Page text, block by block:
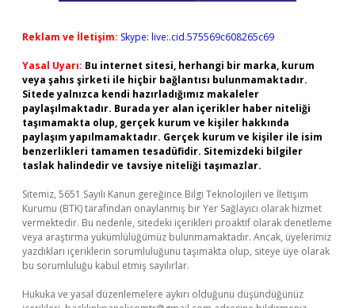
Reklam ve İletişim: Skype: live:.cid.575569c608265c69
Yasal Uyarı: Bu internet sitesi, herhangi bir marka, kurum
veya şahıs şirketi ile hiçbir bağlantısı bulunmamaktadır.
Sitede yalnızca kendi hazırladığımız makaleler
paylaşılmaktadır. Burada yer alan içerikler haber niteliği
taşımamakta olup, gerçek kurum ve kişiler hakkında
paylaşım yapılmamaktadır. Gerçek kurum ve kişiler ile isim
benzerlikleri tamamen tesadüfidir. Sitemizdeki bilgiler
taslak halindedir ve tavsiye niteliği taşımazlar.
Sitemiz, 5651 Sayılı Kanun gereğince Bilgi Teknolojileri ve İletişim
Kurumu (BTK) tarafından onaylanmış bir Yer Sağlayıcı olarak hizmet
vermektedir. Bu nedenle, sitedeki içerikleri proaktif olarak denetleme
veya araştırma yükümlülüğümüz bulunmamaktadır. Ancak, üyelerimiz
yazdıkları içeriklerin sorumluluğunu taşımakta olup, siteye üye olarak
bu sorumluluğu kabul etmiş sayılırlar.
Hukuka ve yasal düzenlemelere aykırı olduğunu düşündüğünüz